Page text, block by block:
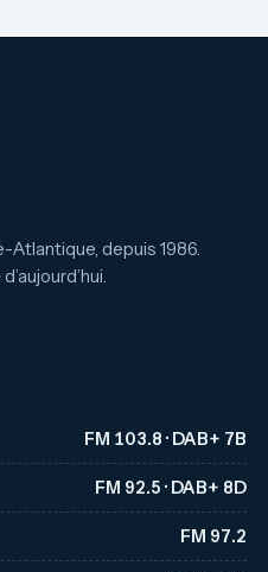
Atlantique, depuis 1986.
FM 103.8 · DAB+ 7B
FM 92.5 · DAB+ 8D
FM 97.2